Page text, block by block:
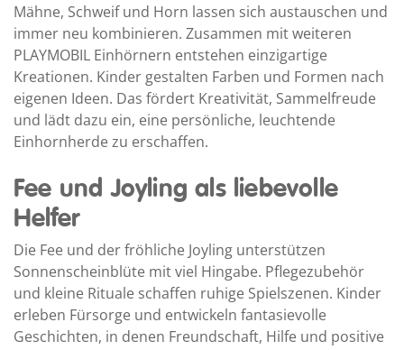
Mähne, Schweif und Horn lassen sich austauschen und
immer neu kombinieren. Zusammen mit weiteren
PLAYMOBIL Einhörnern entstehen einzigartige
Kreationen. Kinder gestalten Farben und Formen nach
eigenen Ideen. Das fördert Kreativität, Sammelfreude
und lädt dazu ein, eine persönliche, leuchtende
Einhornherde zu erschaffen.
Fee und Joyling als liebevolle
Helfer
Die Fee und der fröhliche Joyling unterstützen
Sonnenscheinblüte mit viel Hingabe. Pflegezubehör
und kleine Rituale schaffen ruhige Spielszenen. Kinder
erleben Fürsorge und entwickeln fantasievolle
Geschichten, in denen Freundschaft, Hilfe und positive